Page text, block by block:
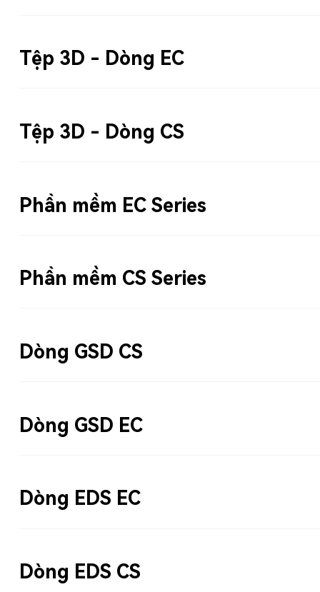
Tệp 3D - Dòng EC
Tệp 3D - Dòng CS
Phần mềm EC Series
Phần mềm CS Series
Dòng GSD CS
Dòng GSD EC
Dòng EDS EC
Dòng EDS CS